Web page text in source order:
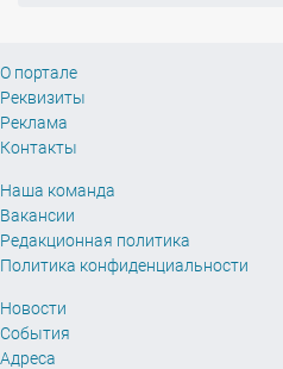
О портале
Реквизиты
Реклама
Контакты
Наша команда
Вакансии
Редакционная политика
Политика конфиденциальности
Новости
События
Адреса